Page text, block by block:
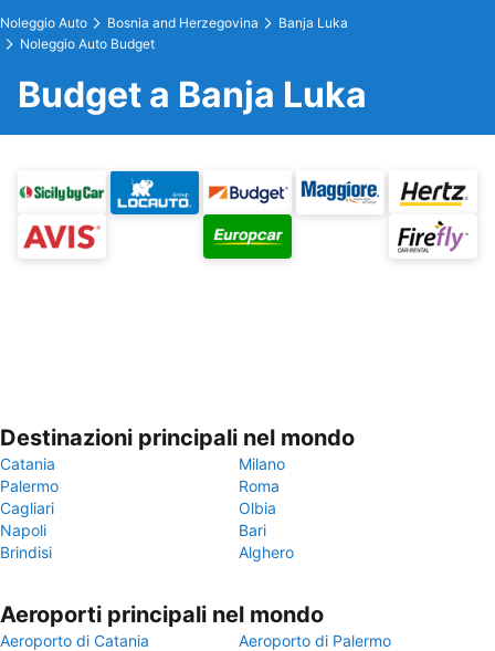
Noleggio Auto Bosnia and Herzegovina
Banja Luka
Noleggio Auto Budget
Budget a Banja Luka
Destinazioni principali nel mondo
Catania
Milano
Palermo
Roma
Cagliari
Olbia
Napoli
Bari
Brindisi
Alghero
Aeroporti principali nel mondo
Aeroporto di Catania
Aeroporto di Palermo